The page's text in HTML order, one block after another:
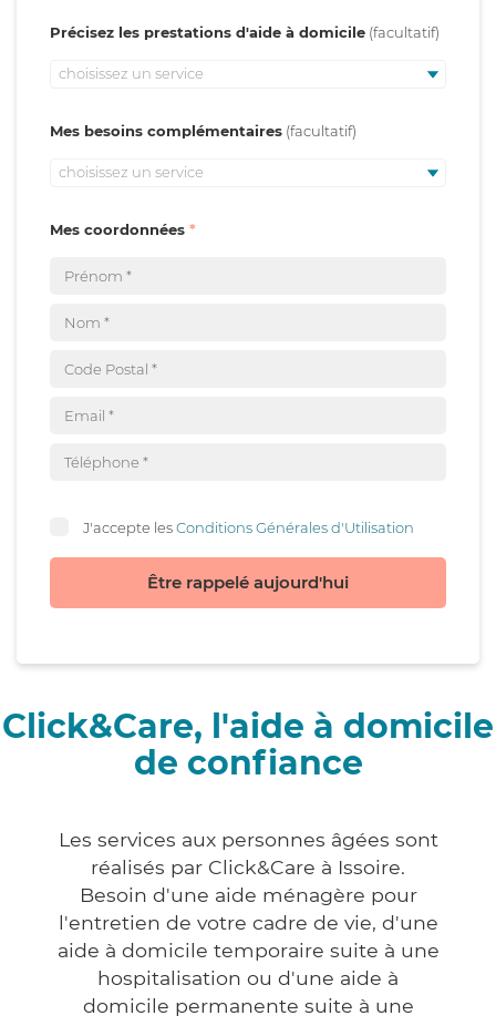
Précisez les prestations d'aide à domicile
choisissez un service
Mes besoins complémentaires
choisissez un service
Mes coordonnées
J'accepte lesConditions Générales d'Utilisation
Être rappelé aujourd'hui
Click&Care, l'aide à domicile
de confiance
Les services aux personnes âgées sont
réalisés par Click&Care à Issoire.
Besoin d'une aide ménagère pour
l'entretien de votre cadre de vie, d'une
aide à domicile temporaire suite à une
hospitalisation ou d'une aide à
domicile permanente suite à une